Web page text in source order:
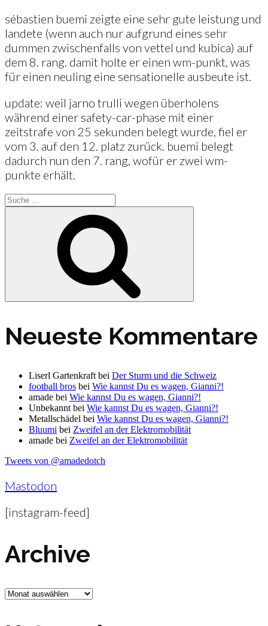
sébastien buemi zeigte eine sehr gute leistung und
landete (wenn auch nur aufgrund eines sehr
dummen zwischenfalls von vettel und kubica) auf
dem 8. rang. damit holte er einen wm-punkt, was
für einen neuling eine sensationelle ausbeute ist.
update: weil jarno trulli wegen überholens
während einer safety-car-phase mit einer
zeitstrafe von 25 sekunden belegt wurde, fiel er
vom 3. auf den 12. platz zurück. buemi belegt
dadurch nun den 7. rang, wofür er zwei wm-
punkte erhält.
Suche
nach:
Neueste Kommentare
Liserl Gartenkraft bei Der Sturm und die Schweiz
football bros bei Wie kannst Du es wagen, Gianni?!
amade bei Wie kannst Du es wagen, Gianni?!
Unbekannt bei Wie kannst Du es wagen, Gianni?!
Metallschädel bei Wie kannst Du es wagen, Gianni?!
Bluumi bei Zweifel an der Elektromobilität
amade bei Zweifel an der Elektromobilität
Tweets von @amadedotch
Mastodon
[instagram-feed]
Archive
Archive